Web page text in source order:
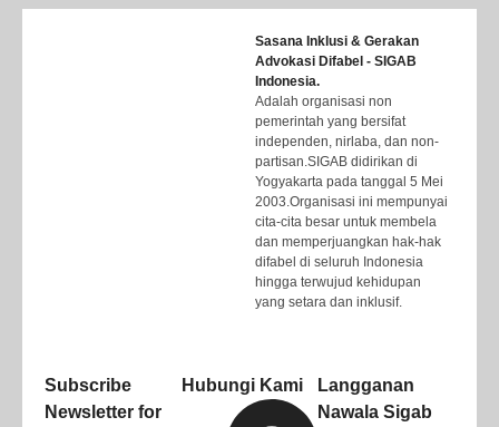
Sasana Inklusi & Gerakan
Advokasi Difabel - SIGAB
Indonesia.
Adalah organisasi non
pemerintah yang bersifat
independen, nirlaba, dan non-
partisan.SIGAB didirikan di
Yogyakarta pada tanggal 5 Mei
2003.Organisasi ini mempunyai
cita-cita besar untuk membela
dan memperjuangkan hak-hak
difabel di seluruh Indonesia
hingga terwujud kehidupan
yang setara dan inklusif.
Subscribe
Newsletter for
Hubungi Kami
Langganan
Nawala Sigab